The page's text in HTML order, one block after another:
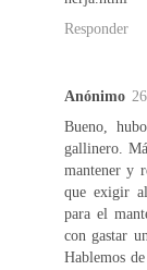
Responder
Anónimo
Bueno,
gallinero.
mantener y
que exigir al
para el
con gastar
Hablemos